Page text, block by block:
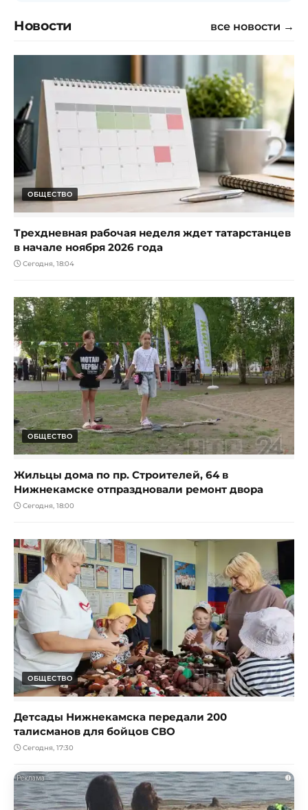
Новости все новости →
ОБЩЕСТВО
Трехдневная рабочая неделя ждет татарстанцев
в начале ноября 2026 года
Сегодня, 18:04
ОБЩЕСТВО
Жильцы дома по пр. Строителей, 64 в
Нижнекамске отпраздновали ремонт двора
Сегодня, 18:00
ОБЩЕСТВО
Детсады Нижнекамска передали 200
талисманов для бойцов СВО
Сегодня, 17:30
i